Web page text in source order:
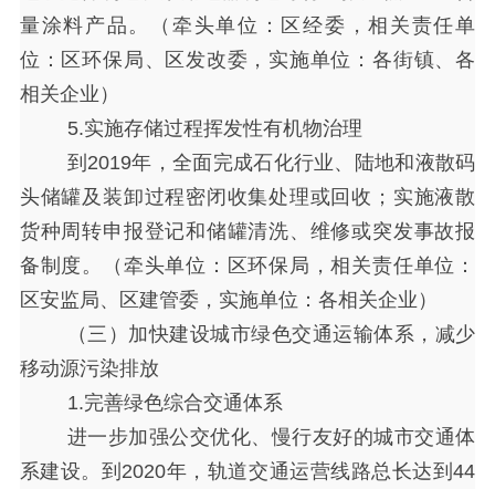
量涂料产品。（牵头单位：区经委，相关责任单
位：区环保局、区发改委，实施单位：各街镇、各
相关企业）
5.实施存储过程挥发性有机物治理
到 2019年，全面完成石化行业、陆地和液散码
头储罐及装卸过程密闭收集处理或回收；实施液散
货种周转申报登记和储罐清洗、维修或突发事故报
备制度。（牵头单位：区环保局，相关责任单位：
区安监局、区建管委，实施单位：各相关企业）
（三）加快建设城市绿色交通运输体系，减少
移动源污染排放
1.完善绿色综合交通体系
进一步加强公交优化、慢行友好的城市交通体
系建设。到 2020年，轨道交通运营线路总长达到44